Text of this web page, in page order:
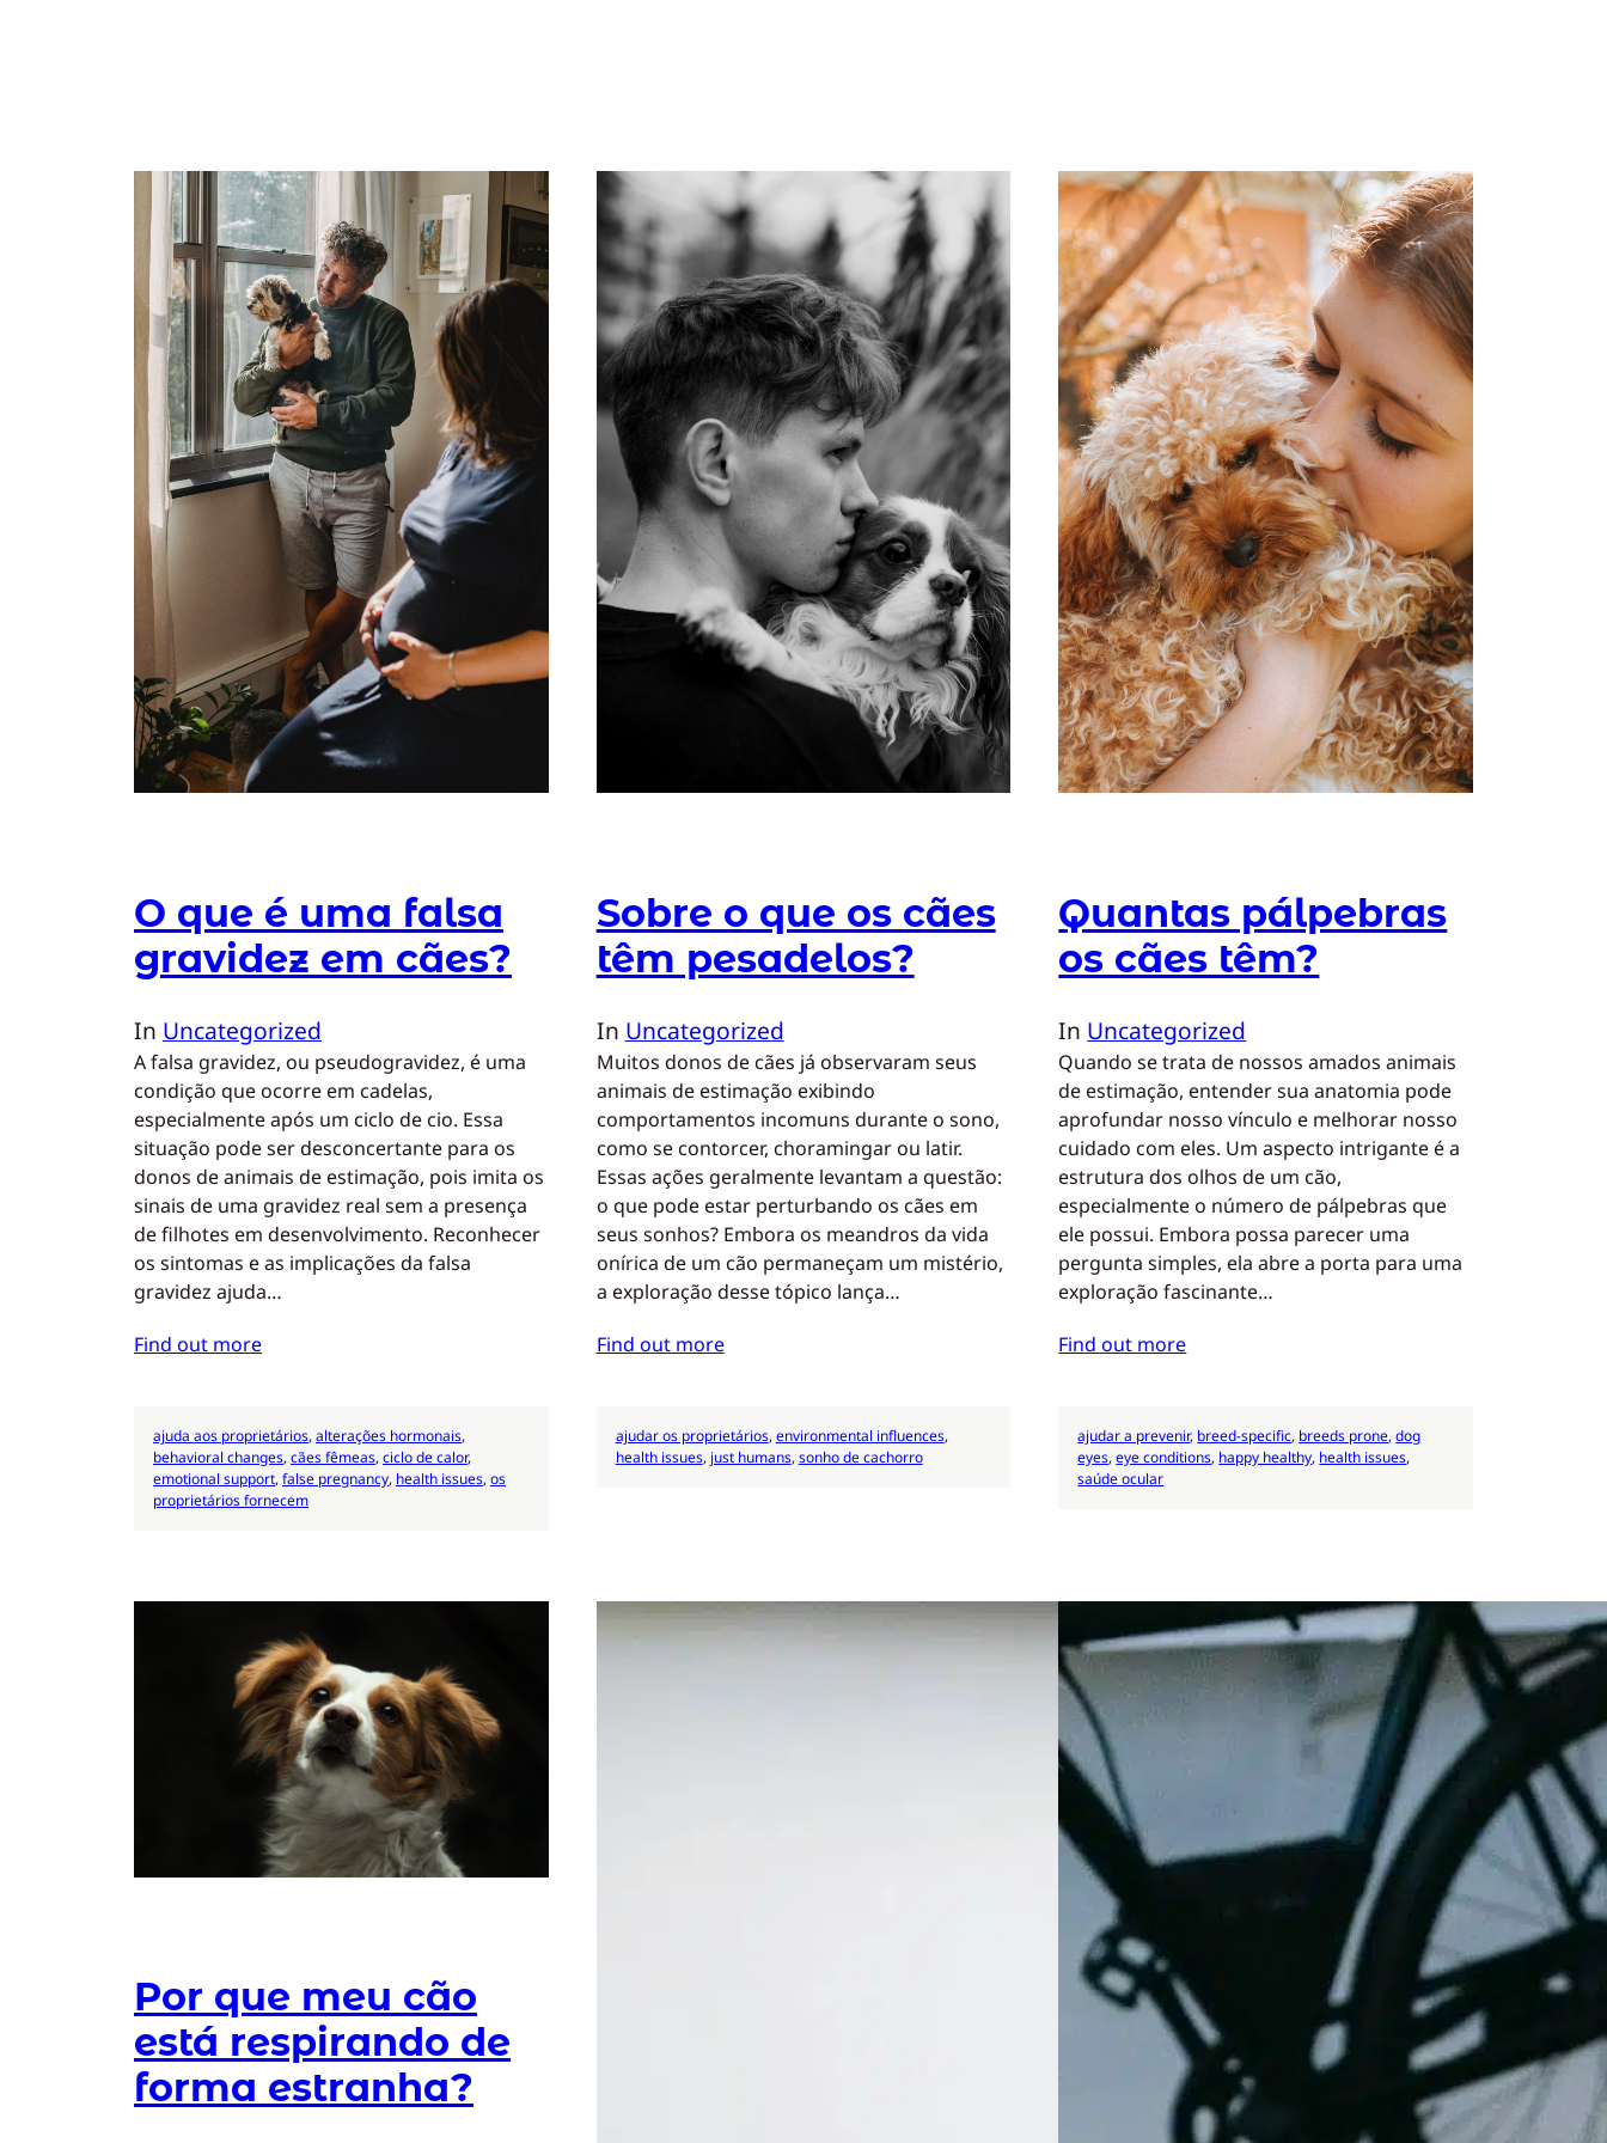
O que é uma falsa
gravidez em cães?
In Uncategorized
A falsa gravidez, ou pseudogravidez, é uma
condição que ocorre em cadelas,
especialmente após um ciclo de cio. Essa
situação pode ser desconcertante para os
donos de animais de estimação, pois imita os
sinais de uma gravidez real sem a presença
de filhotes em desenvolvimento. Reconhecer
os sintomas e as implicações da falsa
gravidez ajuda…
Find out more
ajuda aos proprietários, alterações hormonais
behavioral changes, cães fêmeas, ciclo de calor
emotional support, false pregnancy, health issues, os
proprietários fornecem
Sobre o que os cães
têm pesadelos?
In Uncategorized
Muitos donos de cães já observaram seus
animais de estimação exibindo
comportamentos incomuns durante o sono,
como se contorcer, choramingar ou latir.
Essas ações geralmente levantam a questão:
o que pode estar perturbando os cães em
seus sonhos? Embora os meandros da vida
onírica de um cão permaneçam um mistério,
a exploração desse tópico lança…
Find out more
ajudar os proprietários, environmental influences
health issues, just humans, sonho de cachorro
Quantas pálpebras
os cães têm?
In Uncategorized
Quando se trata de nossos amados animais
de estimação, entender sua anatomia pode
aprofundar nosso vínculo e melhorar nosso
cuidado com eles. Um aspecto intrigante é a
estrutura dos olhos de um cão,
especialmente o número de pálpebras que
ele possui. Embora possa parecer uma
pergunta simples, ela abre a porta para uma
exploração fascinante…
Find out more
ajudar a prevenir, breed-specific, breeds prone, dog
eyes, eye conditions, happy healthy, health issues
saúde ocular
Por que meu cão
está respirando de
forma estranha?